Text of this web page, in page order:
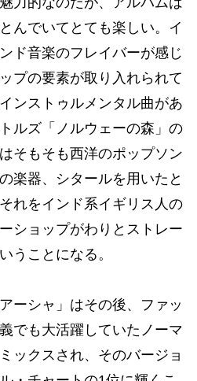
んでいてとても楽しい。イ
ド音楽のフレイバーが感じ
プの要素が取り入れられて
ンストゥルメンタル曲があ
ルズ「ノルウェーの森」の
そもそも西洋のポップソン
楽器、シタールを用いたと
れをインド系イギリス人の
ショップがわりとストレー
うことになる。
ーシャ」はその後、ファッ
でも大活躍していたノーマ
ックスされ、そのバージョ